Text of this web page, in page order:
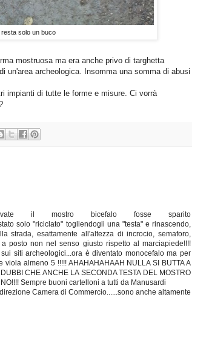
solo un buco
mostruosa ma era anche privo di targhetta
un'area archeologica. Insomma una somma di abusi
impianti di tutte le forme e misure. Ci vorrà
il mostro bicefalo fosse sparito
solo "riciclato" togliendogli una "testa" e rinascendo,
strada, esattamente all'altezza di incrocio, semaforo,
posto non nel senso giusto rispetto al marciapiede!!!!
siti archeologici...ora è diventato monocefalo ma per
almeno 5 !!!!! AHAHAHAHAAH NULLA SI BUTTA A
CHE ANCHE LA SECONDA TESTA DEL MOSTRO
Sempre buoni cartelloni a tutti da Manusardi
Camera di Commercio......sono anche altamente